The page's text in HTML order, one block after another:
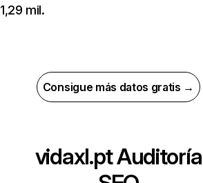
1,29 mil.
Consigue más datos gratis →
vidaxl.ptAuditoría